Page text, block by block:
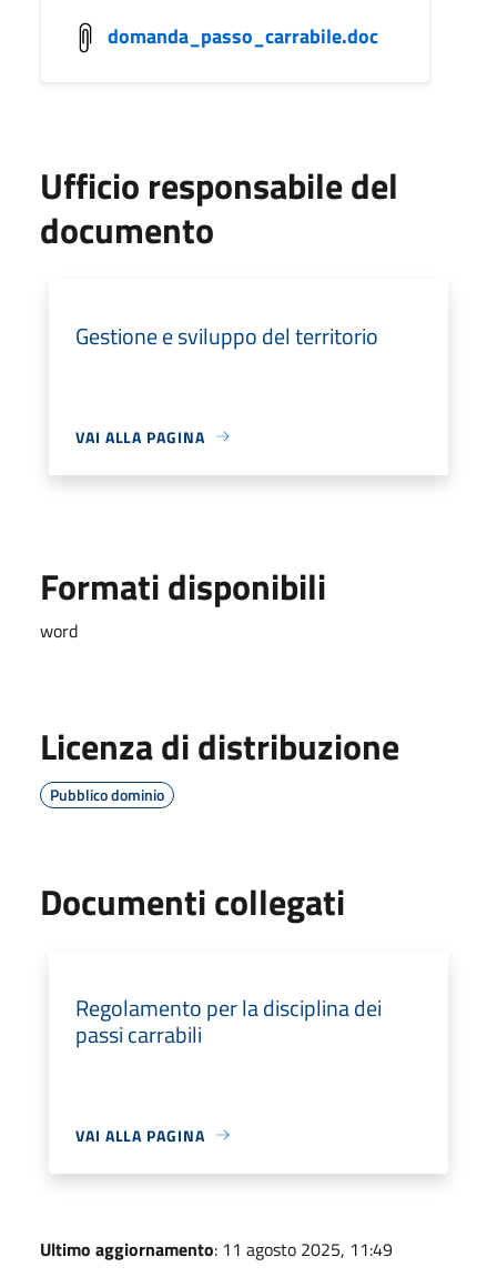
domanda_passo_carrabile.doc
Ufficio responsabile del
documento
Gestione e sviluppo del territorio
VAI ALLA PAGINA
Formati disponibili
word
Licenza di distribuzione
Pubblico dominio
Documenti collegati
Regolamento per la disciplina dei
passi carrabili
VAI ALLA PAGINA
Ultimo aggiornamento: 11 agosto 2025, 11:49